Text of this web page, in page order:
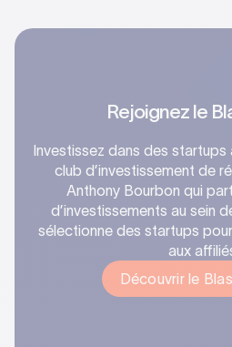
Rejoignez le
Investissez dans des startups
club d’investissement de
Anthony Bourbon qui
d’investissements au sein
sélectionne des startups
aux
Découvrir le